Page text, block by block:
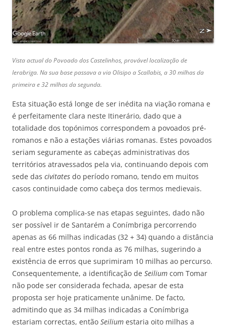
Vista actual do Povoado dos Castelinhos, provável localização de
Ierabriga. Na sua base passava a via Olisipo a Scallabis, a 30 milhas da
primeira e 32 milhas da segunda.
Esta situação está longe de ser inédita na viação romana e
é perfeitamente clara neste Itinerário, dado que a
totalidade dos topónimos correspondem a povoados pré-
romanos e não a estações viárias romanas. Estes povoados
seriam seguramente as cabeças administrativas dos
territórios atravessados pela via, continuando depois com
sede das civitates do período romano, tendo em muitos
casos continuidade como cabeça dos termos medievais.
O problema complica-se nas etapas seguintes, dado não
ser possível ir de Santarém a Conímbriga percorrendo
apenas as 66 milhas indicadas (32 + 34) quando a distância
real entre estes pontos ronda as 76 milhas, sugerindo a
existência de erros que suprimiram 10 milhas ao percurso.
Consequentemente, a identificação de Seilium com Tomar
não pode ser considerada fechada, apesar de esta
proposta ser hoje praticamente unânime. De facto,
admitindo que as 34 milhas indicadas a Conímbriga
estariam correctas, então Seilium estaria oito milhas a